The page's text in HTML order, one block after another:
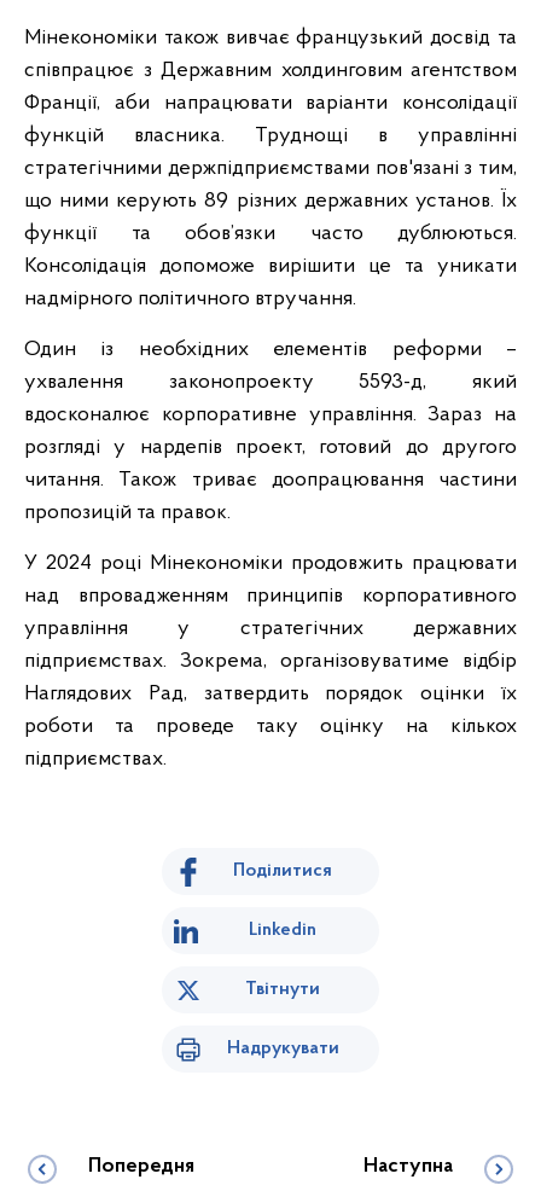
Мінекономіки також вивчає французький досвід та
співпрацює з Державним холдинговим агентством
Франції, аби напрацювати варіанти консолідації
функцій власника. Труднощі в управлінні
стратегічними держпідприємствами пов'язані з тим,
що ними керують 89 різних державних установ. Їх
функції та обов’язки часто дублюються.
Консолідація допоможе вирішити це та уникати
надмірного політичного втручання.
Один із необхідних елементів реформи –
ухвалення законопроекту 5593-д, який
вдосконалює корпоративне управління. Зараз на
розгляді у нардепів проект, готовий до другого
читання. Також триває доопрацювання частини
пропозицій та правок.
У 2024 році Мінекономіки продовжить працювати
над впровадженням принципів корпоративного
управління у стратегічних державних
підприємствах. Зокрема, організовуватиме відбір
Наглядових Рад, затвердить порядок оцінки їх
роботи та проведе таку оцінку на кількох
підприємствах.
Поділитися
Linkedin
Твітнути
Надрукувати
Попередня Наступна